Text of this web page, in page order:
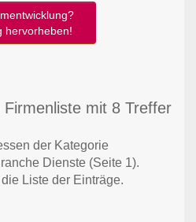
hervorheben!
mit 8 Treffer
der Kategorie
Dienste (Seite 1).
Liste der Einträge.